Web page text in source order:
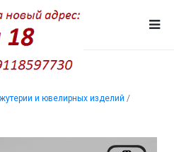
и ювелирных изделий /